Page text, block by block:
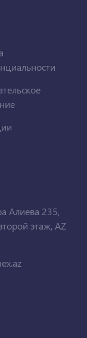
Алиева 235,
этаж, AZ